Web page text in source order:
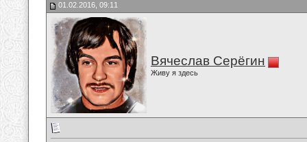
01.02.2016, 09:11
Вячеслав Серёгин
Живу я здесь